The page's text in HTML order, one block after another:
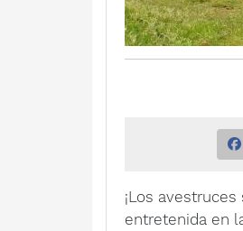
¡Los
entretenida en